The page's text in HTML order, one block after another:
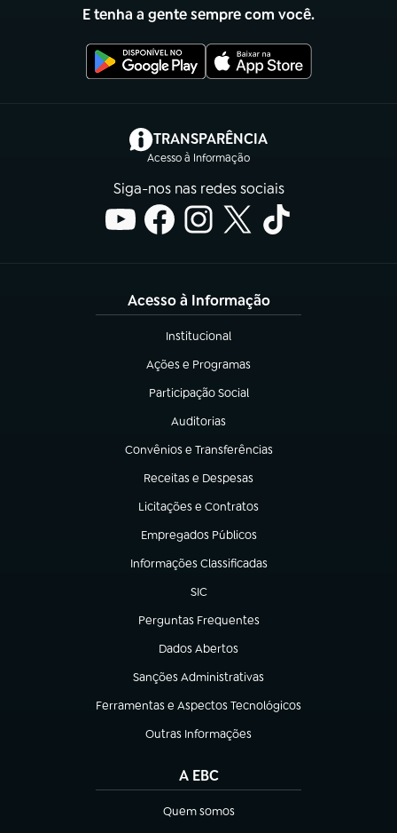
E tenha a gente sempre com você.
TRANSPARÊNCIA
Acesso à Informação
(abre em nova aba)
Siga-nos nas redes sociais
Acesso à Informação
Institucional
(abre em nova aba)
Ações e Programas
(abre em nova aba)
Participação Social
(abre em nova aba)
Auditorias
(abre em nova aba)
Convênios e Transferências
(abre em nova aba)
Receitas e Despesas
(abre em nova aba)
Licitações e Contratos
(abre em nova aba)
Empregados Públicos
(abre em nova aba)
Informações Classificadas
(abre em nova aba)
SIC
(abre em nova aba)
Perguntas Frequentes
(abre em nova aba)
Dados Abertos
(abre em nova aba)
Sanções Administrativas
(abre em nova aba)
Ferramentas e Aspectos Tecnológicos
(abre em nova aba)
Outras Informações
(abre em nova aba)
A EBC
Quem somos
(abre em nova aba)